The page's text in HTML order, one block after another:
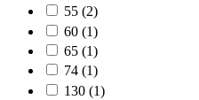
55 (2)
60 (1)
65 (1)
74 (1)
130 (1)